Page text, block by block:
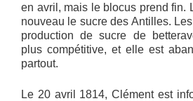
en avril, mais le blocus prend fin.
nouveau le sucre des Antilles.
production de sucre de
plus compétitive, et elle est
partout.
Le 20 avril 1814, Clément est